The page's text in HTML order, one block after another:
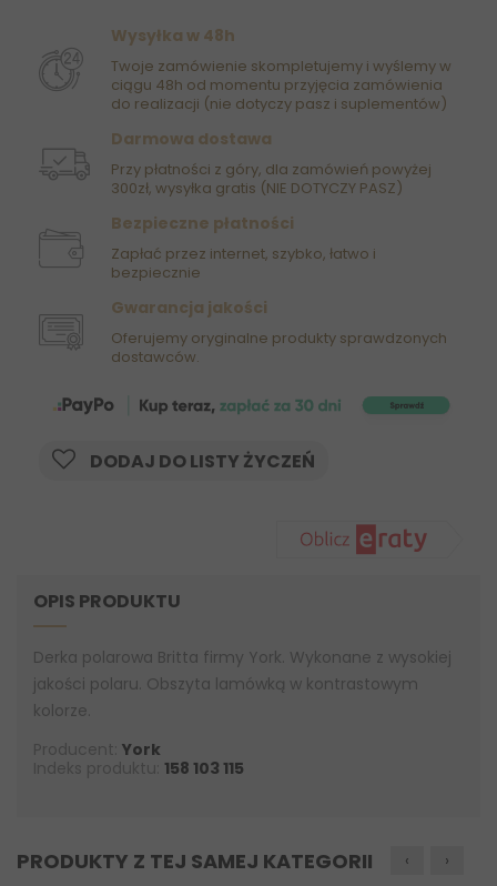
Wysyłka w 48h
Twoje zamówienie skompletujemy i wyślemy w
ciągu 48h od momentu przyjęcia zamówienia
do realizacji (nie dotyczy pasz i suplementów)
Darmowa dostawa
Przy płatności z góry, dla zamówień powyżej
300zł, wysyłka gratis (NIE DOTYCZY PASZ)
Bezpieczne płatności
Zapłać przez internet, szybko, łatwo i
bezpiecznie
Gwarancja jakości
Oferujemy oryginalne produkty sprawdzonych
dostawców.
DODAJ DO LISTY ŻYCZEŃ
OPIS PRODUKTU
Derka polarowa Britta firmy York. Wykonane z wysokiej
jakości polaru. Obszyta lamówką w kontrastowym
kolorze.
Producent: York
Indeks produktu: 158 103 115
PRODUKTY Z TEJ SAMEJ KATEGORII ‹ ›